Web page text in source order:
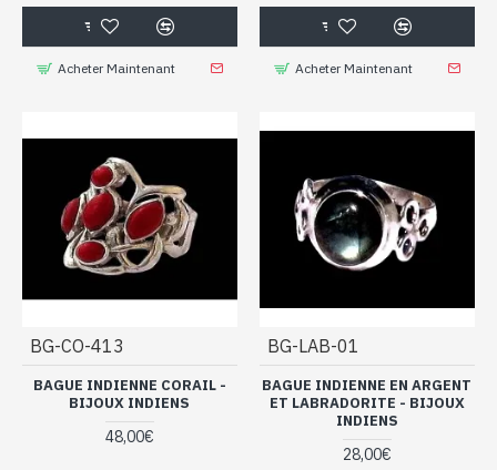
Acheter Maintenant Acheter Maintenant
BG-CO-413
BAGUE INDIENNE CORAIL -
BIJOUX INDIENS
48,00€
BG-LAB-01
BAGUE INDIENNE EN ARGENT
ET LABRADORITE - BIJOUX
INDIENS
28,00€